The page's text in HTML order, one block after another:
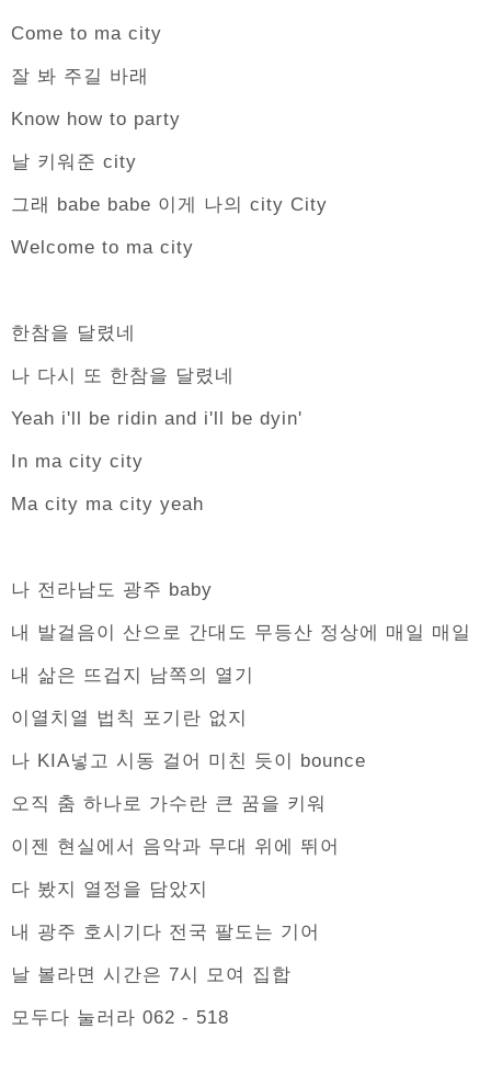
Come to ma city
잘 봐 주길 바래
Know how to party
날 키워준 city
그래 babe babe 이게 나의 city City
Welcome to ma city
한참을 달렸네
나 다시 또 한참을 달렸네
Yeah i'll be ridin and i'll be dyin'
In ma city city
Ma city ma city yeah
나 전라남도 광주 baby
내 발걸음이 산으로 간대도 무등산 정상에 매일 매일
내 삶은 뜨겁지 남쪽의 열기
이열치열 법칙 포기란 없지
나 KIA넣고 시동 걸어 미친 듯이 bounce
오직 춤 하나로 가수란 큰 꿈을 키워
이젠 현실에서 음악과 무대 위에 뛰어
다 봤지 열정을 담았지
내 광주 호시기다 전국 팔도는 기어
날 볼라면 시간은 7시 모여 집합
모두다 눌러라 062 - 518